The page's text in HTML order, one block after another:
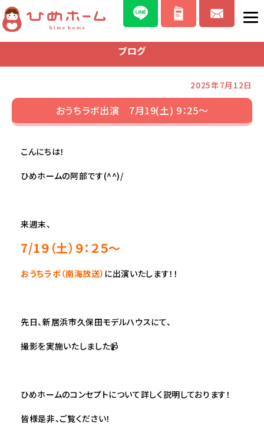
ブログ
2025年7月12日
おうちラボ出演 7月19(土) 9：25～
こんにちは！
ひめホームの阿部です(^^)/
来週末、
7/1９（土）９：２５～
おうちラボ（南海放送） に出演いたします！！
先日、新居浜市久保田モデルハウスにて、
撮影を実施いたしました📹
ひめホームのコンセプトについて詳しく説明しております！
皆様是非、ご覧ください！